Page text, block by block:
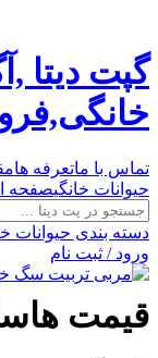
گپت دیتا
تماس با ماتعرفه ها
حیوانات خانگیصفحه
دسته بندی حیوانات
ورود / ثبت نام
قيمت